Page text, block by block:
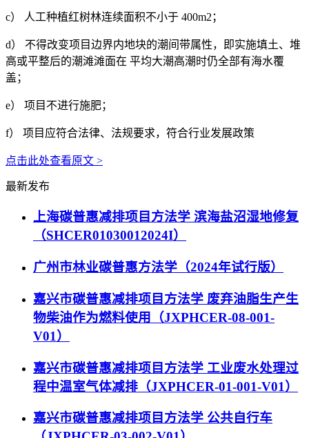
c） 人工种植红树林连续面积不小于 400m2；
d） 不得改变项目边界内地块的潮间带属性，即实施填土、堆
高或平整后的潮滩滩面在 平均大潮高潮时仍全部有海水覆
盖；
e） 项目不进行施肥；
f） 项目应符合法律、法规要求，符合行业发展政策
点击此处查看原文 >
最新发布
上海碳普惠减排项目方法学 滨海盐沼湿地修复
（SHCER01030012024I）
广州市林业碳普惠方法学（2024年试行版）
嘉兴市碳普惠减排项目方法学 废弃油脂生产生
物柴油作为燃料使用（JXPHCER-08-001-
V01）
嘉兴市碳普惠减排项目方法学 工业废水处理过
程中温室气体减排（JXPHCER-01-001-V01）
嘉兴市碳普惠减排项目方法学 公共自行车